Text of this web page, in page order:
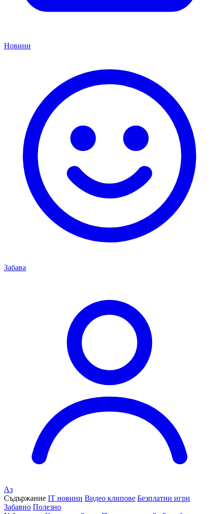
Новини
Забава
Аз
Съдържание IT новини Видео клипове Безплатни игри
Забавно Полезно